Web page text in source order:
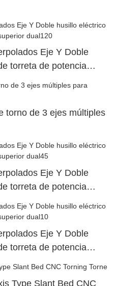
Eje Y Doble
torreta de potencia
torno de 3 ejes múltiples
Eje Y Doble
torreta de potencia
Eje Y Doble
torreta de potencia
Type Slant Bed CNC